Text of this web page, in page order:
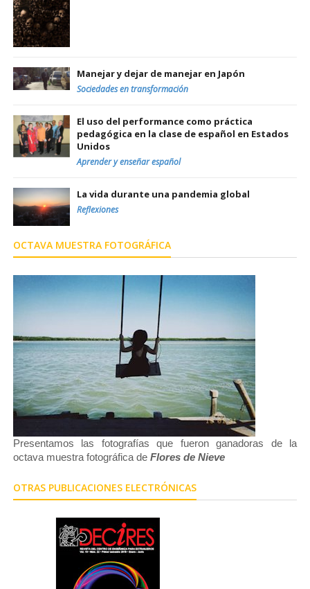
Manejar y dejar de manejar en Japón
Sociedades en transformación
El uso del performance como práctica
pedagógica en la clase de español en Estados
Unidos
Aprender y enseñar español
La vida durante una pandemia global
Reflexiones
OCTAVA MUESTRA FOTOGRÁFICA
Presentamos las fotografías que fueron ganadoras de la
octava muestra fotográfica de Flores de Nieve
OTRAS PUBLICACIONES ELECTRÓNICAS